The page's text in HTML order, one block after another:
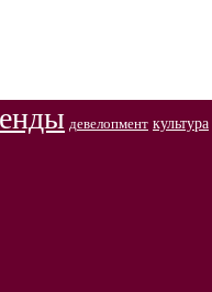
девелопмент культура